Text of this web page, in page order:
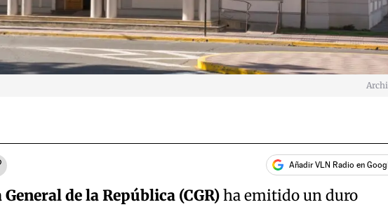
Añadir VLN Radio en
de la República (CGR)ha emitido un duro